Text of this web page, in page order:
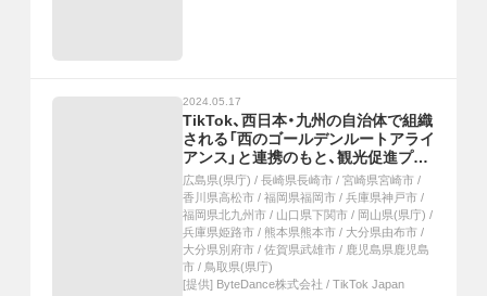
2024.05.17
TikTok、西日本・九州の自治体で組織
される「西のゴールデンルートアライ
アンス」と連携のもと、観光促進プロ
ジェクトをスタート。同アライアン
スに参加する15自治体の魅力をショ
ートムービーで発信
広島県(県庁) / 長崎県長崎市 / 宮崎県宮崎市 /
香川県高松市 / 福岡県福岡市 / 兵庫県神戸市 /
福岡県北九州市 / 山口県下関市 / 岡山県(県庁) /
兵庫県姫路市 / 熊本県熊本市 / 大分県由布市 /
大分県別府市 / 佐賀県武雄市 / 鹿児島県鹿児島
市 / 鳥取県(県庁)
[提供] ByteDance株式会社 / TikTok Japan